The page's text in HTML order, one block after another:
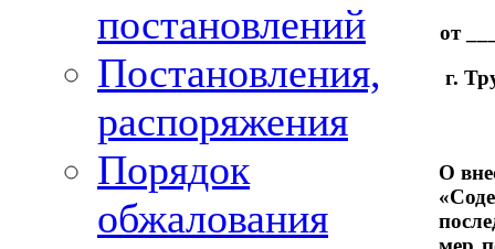
постановлений
Постановления,
распоряжения
Порядок
обжалования
от
г.
О